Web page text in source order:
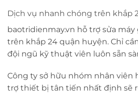
Dịch vụ nhanh chóng trên khắp
baotridienmay.vn hỗ trợ sửa máy
trên khắp 24 quận huyện. Chỉ
đội ngũ kỹ thuật viên luôn sẵn
Công ty sở hữu nhóm nhân viên
trợ thiết bị tân tiến nhất định sẽ